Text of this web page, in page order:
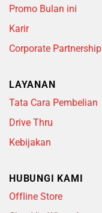
Promo Bulan ini
Karir
Corporate Partnership
LAYANAN
Tata Cara Pembelian
Drive Thru
Kebijakan
HUBUNGI KAMI
Offline Store